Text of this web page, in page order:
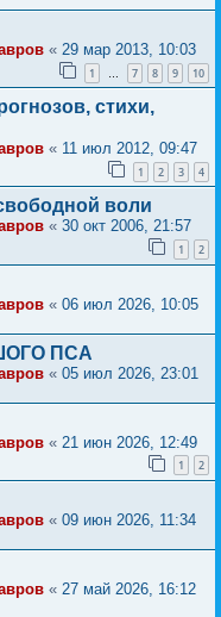
« 29 мар 2013, 10:03
1 … 7 8 9 10
стихи,
« 11 июл 2012, 09:47
1 2 3 4
воли
« 30 окт 2006, 21:57
1 2
« 06 июл 2026, 10:05
ПСА
« 05 июл 2026, 23:01
« 21 июн 2026, 12:49
1 2
« 09 июн 2026, 11:34
« 27 май 2026, 16:12